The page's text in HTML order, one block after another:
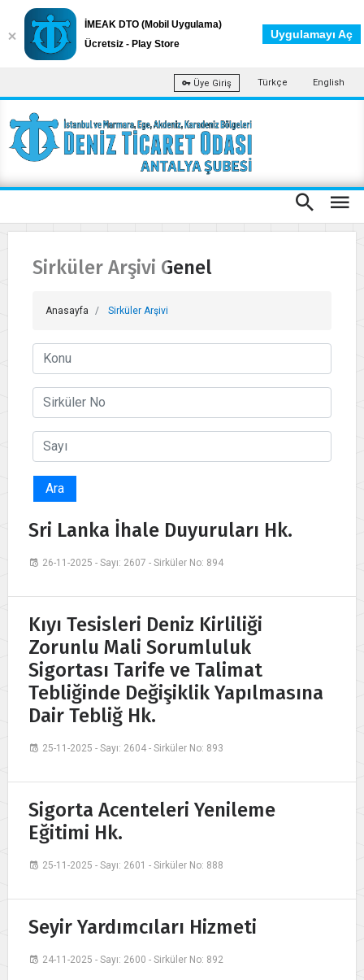
Üye Giriş Türkçe English
Sirküler Arşivi Genel
Anasayfa Sirküler Arşivi
Ara
Sri Lanka İhale Duyuruları Hk.
26-11-2025 - Sayı: 2607 - Sirküler No: 894
Kıyı Tesisleri Deniz Kirliliği
Zorunlu Mali Sorumluluk
Sigortası Tarife ve Talimat
Tebliğinde Değişiklik Yapılmasına
Dair Tebliğ Hk.
25-11-2025 - Sayı: 2604 - Sirküler No: 893
Sigorta Acenteleri Yenileme
Eğitimi Hk.
25-11-2025 - Sayı: 2601 - Sirküler No: 888
Seyir Yardımcıları Hizmeti
24-11-2025 - Sayı: 2600 - Sirküler No: 892
İMEAK DTO (Mobil Uygulama)
Ücretsiz - Play Store
Uygulamayı Aç